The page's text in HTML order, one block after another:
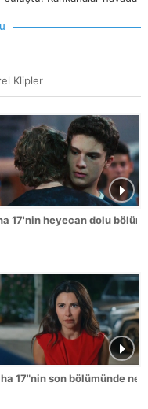
Klipler
17'nin heyecan dolu
17"nin son bölümünde